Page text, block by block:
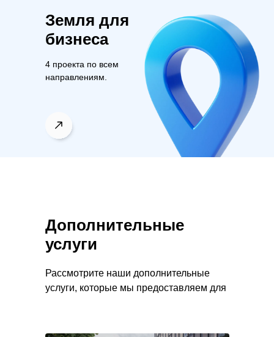
Земля для
бизнеса
4 проекта по всем
направлениям.
Дополнительные
услуги
Рассмотрите наши дополнительные
услуги, которые мы предоставляем для